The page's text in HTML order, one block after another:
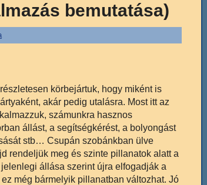
bemutatása)
körbejártuk, hogy miként is
akár pedig utalásra. Most itt az
számunkra hasznos
állást, a segítségkérést, a bolyongást
stb… Csupán szobánkban ülve
rendeljük meg és szinte pillanatok alatt a
állása szerint újra elfogadják a
még bármelyik pillanatban változhat. Jó